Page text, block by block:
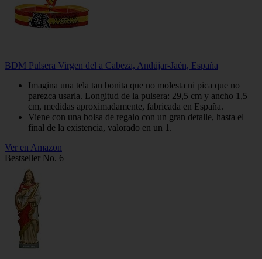
BDM Pulsera Virgen del a Cabeza, Andújar-Jaén, España
Imagina una tela tan bonita que no molesta ni pica que no
parezca usarla. Longitud de la pulsera: 29,5 cm y ancho 1,5
cm, medidas aproximadamente, fabricada en España.
Viene con una bolsa de regalo con un gran detalle, hasta el
final de la existencia, valorado en un 1.
Ver en Amazon
Bestseller No. 6